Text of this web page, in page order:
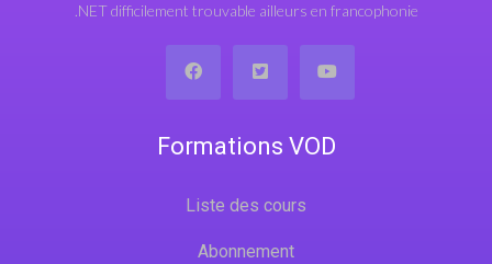
.NET difficilement trouvable ailleurs en francophonie
Formations VOD
Liste des cours
Abonnement